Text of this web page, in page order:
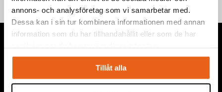
annons- och analysföretag som vi samarbetar med.
Dessa kan i sin tur kombinera informationen med annan
information som du har tillhandahållit eller som de har
Tillåt alla
Vi levererar högkvalitativa ”produkter för proffs”, under